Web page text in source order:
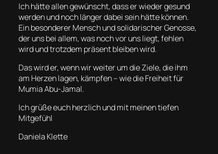
Ich hätte allen gewünscht, dass er wieder gesund
werden und noch länger dabei sein hätte können.
Ein besonderer Mensch und solidarischer Genosse,
der uns bei allem, was noch vor uns liegt, fehlen
wird und trotzdem präsent bleiben wird.
Das wird er, wenn wir weiter um die Ziele, die ihm
am Herzen lagen, kämpfen – wie die Freiheit für
Mumia Abu-Jamal.
Ich grüße euch herzlich und mit meinen tiefen
Mitgefühl
Daniela Klette